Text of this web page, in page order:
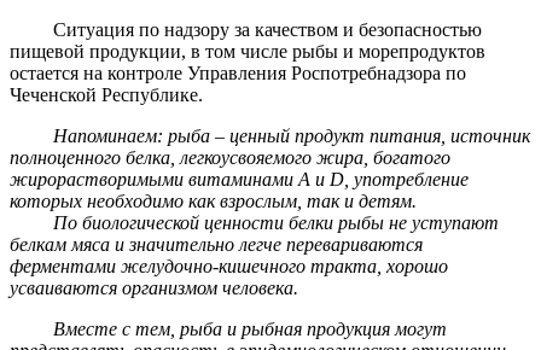
Ситуация по надзору за качеством и безопасностью
пищевой продукции, в том числе рыбы и морепродуктов
остается на контроле Управления Роспотребнадзора по
Чеченской Республике.
Напоминаем: рыба – ценный продукт питания, источник
полноценного белка, легкоусвояемого жира, богатого
жирорастворимыми витаминами А и D, употребление
которых необходимо как взрослым, так и детям.
По биологической ценности белки рыбы не уступают
белкам мяса и значительно легче перевариваются
ферментами желудочно-кишечного тракта, хорошо
усваиваются организмом человека.
Вместе с тем, рыба и рыбная продукция могут